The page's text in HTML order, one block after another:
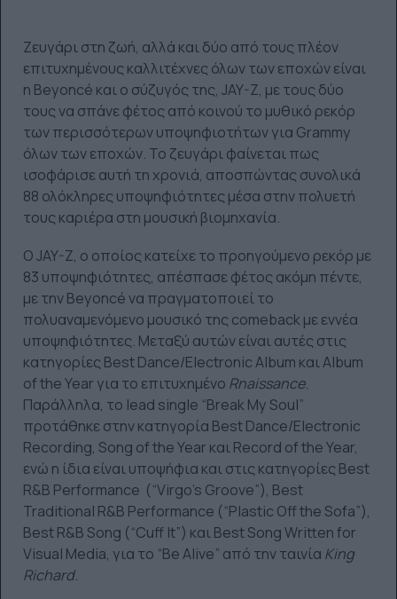
Ζευγάρι στη ζωή, αλλά και δύο από τους πλέον
επιτυχημένους καλλιτέχνες όλων των εποχών είναι
η Beyoncé και ο σύζυγός της, JAY-Z, με τους δύο
τους να σπάνε φέτος από κοινού το μυθικό ρεκόρ
των περισσότερων υποψηφιοτήτων για Grammy
όλων των εποχών. Το ζευγάρι φαίνεται πως
ισοφάρισε αυτή τη χρονιά, αποσπώντας συνολικά
88 ολόκληρες υποψηφιότητες μέσα στην πολυετή
τους καριέρα στη μουσική βιομηχανία.
Ο JAY-Z, ο οποίος κατείχε το προηγούμενο ρεκόρ με
83 υποψηφιότητες, απέσπασε φέτος ακόμη πέντε,
με την Beyoncé να πραγματοποιεί το
πολυαναμενόμενο μουσικό της comeback με εννέα
υποψηφιότητες. Μεταξύ αυτών είναι αυτές στις
κατηγορίες Best Dance/Electronic Album και Album
of the Year για το επιτυχημένο Rnaissance.
Παράλληλα, το lead single “Break My Soul”
προτάθηκε στην κατηγορία Best Dance/Electronic
Recording, Song of the Year και Record of the Year,
ενώ η ίδια είναι υποψήφια και στις κατηγορίες Best
R&B Performance (“Virgo’s Groove”), Best
Traditional R&B Performance (“Plastic Off the Sofa”),
Best R&B Song (“Cuff It”) και Best Song Written for
Visual Media, για το “Be Alive” από την ταινία King
Richard.